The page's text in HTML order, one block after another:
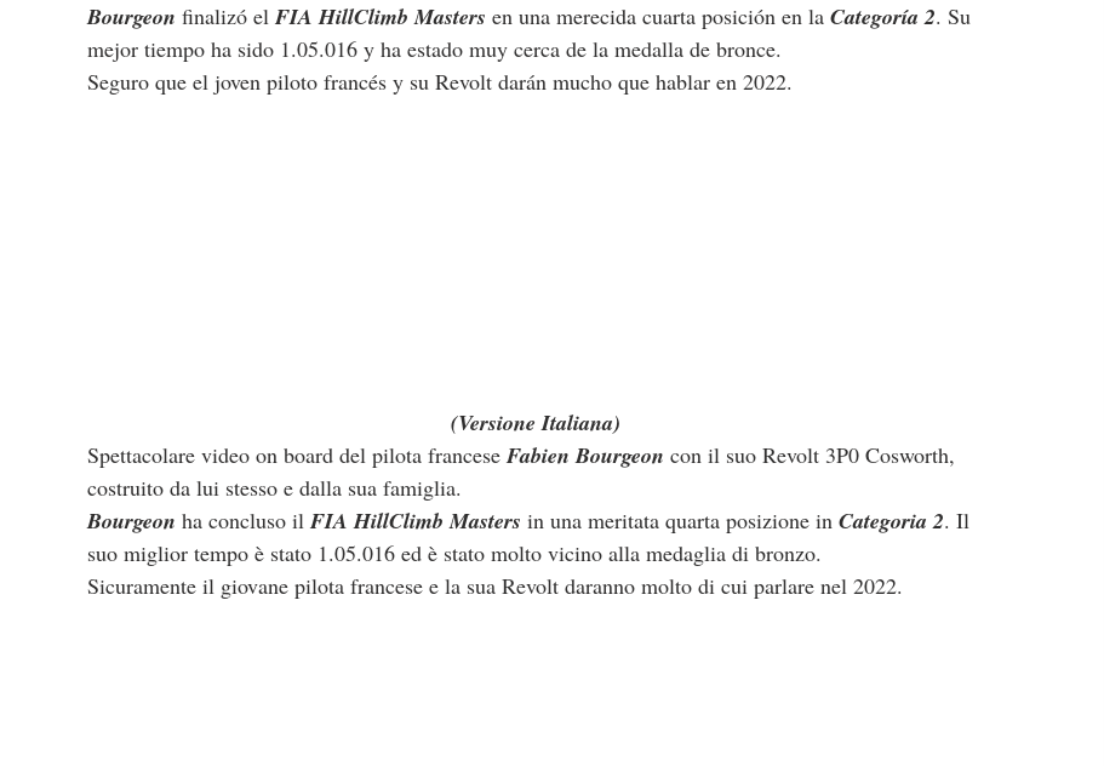
Bourgeon finalizó el FIA HillClimb Masters en una merecida cuarta posición en la Categoría 2. Su
mejor tiempo ha sido 1.05.016 y ha estado muy cerca de la medalla de bronce.
Seguro que el joven piloto francés y su Revolt darán mucho que hablar en 2022.
(Versione Italiana)
Spettacolare video on board del pilota francese Fabien Bourgeon con il suo Revolt 3P0 Cosworth,
costruito da lui stesso e dalla sua famiglia.
Bourgeon ha concluso il FIA HillClimb Masters in una meritata quarta posizione in Categoria 2. Il
suo miglior tempo è stato 1.05.016 ed è stato molto vicino alla medaglia di bronzo.
Sicuramente il giovane pilota francese e la sua Revolt daranno molto di cui parlare nel 2022.